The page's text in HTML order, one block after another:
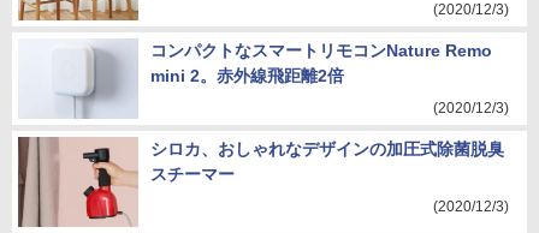
(2020/12/3)
コンパクトなスマートリモコンNature Remo
mini 2。赤外線飛距離2倍
(2020/12/3)
シロカ、おしゃれなデザインの加圧式除菌脱臭
スチーマー
(2020/12/3)